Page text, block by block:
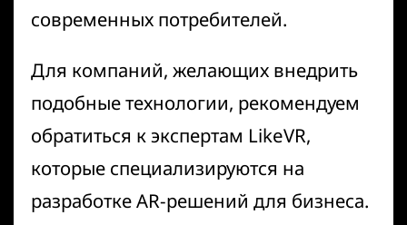
современных потребителей.
Для компаний, желающих внедрить
подобные технологии, рекомендуем
обратиться к экспертам LikeVR,
которые специализируются на
разработке AR-решений для бизнеса.